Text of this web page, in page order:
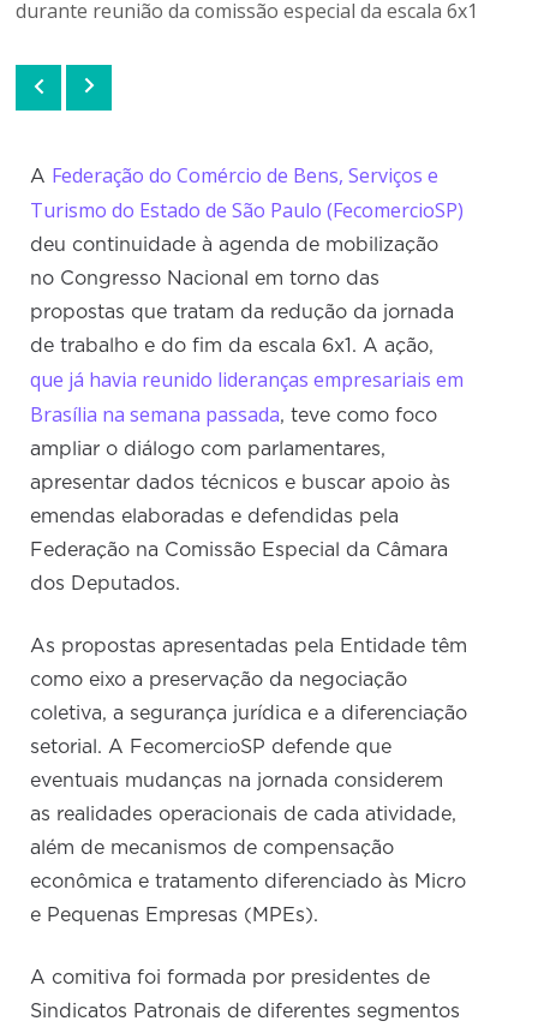
durante reunião da comissão especial da escala 6x1
A Federação do Comércio de Bens, Serviços e
Turismo do Estado de São Paulo (FecomercioSP)
deu continuidade à agenda de mobilização
no Congresso Nacional em torno das
propostas que tratam da redução da jornada
de trabalho e do fim da escala 6x1. A ação,
que já havia reunido lideranças empresariais em
Brasília na semana passada, teve como foco
ampliar o diálogo com parlamentares,
apresentar dados técnicos e buscar apoio às
emendas elaboradas e defendidas pela
Federação na Comissão Especial da Câmara
dos Deputados.
As propostas apresentadas pela Entidade têm
como eixo a preservação da negociação
coletiva, a segurança jurídica e a diferenciação
setorial. A FecomercioSP defende que
eventuais mudanças na jornada considerem
as realidades operacionais de cada atividade,
além de mecanismos de compensação
econômica e tratamento diferenciado às Micro
e Pequenas Empresas (MPEs).
A comitiva foi formada por presidentes de
Sindicatos Patronais de diferentes segmentos